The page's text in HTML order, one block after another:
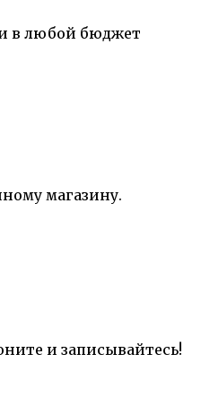
в любой бюджет
магазину.
и записывайтесь!